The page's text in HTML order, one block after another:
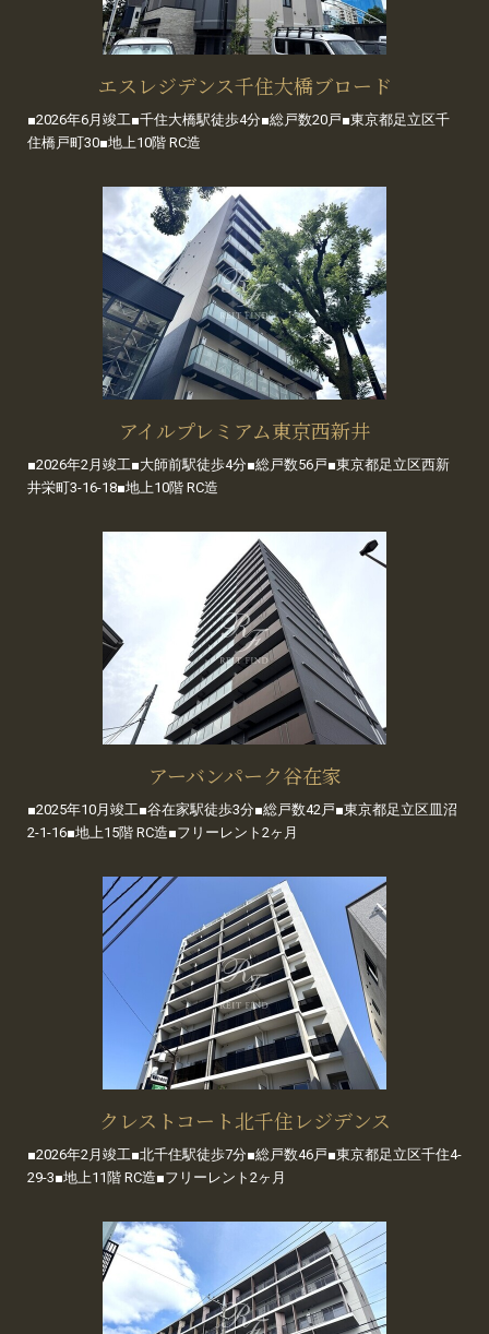
エスレジデンス千住大橋ブロード
■2026年6月竣工■千住大橋駅徒歩4分■総戸数20戸■東京都足立区千
住橋戸町30■地上10階 RC造
アイルプレミアム東京西新井
■2026年2月竣工■大師前駅徒歩4分■総戸数56戸■東京都足立区西新
井栄町3-16-18■地上10階 RC造
アーバンパーク谷在家
■2025年10月竣工■谷在家駅徒歩3分■総戸数42戸■東京都足立区皿沼
2-1-16■地上15階 RC造■フリーレント2ヶ月
クレストコート北千住レジデンス
■2026年2月竣工■北千住駅徒歩7分■総戸数46戸■東京都足立区千住4-
29-3■地上11階 RC造■フリーレント2ヶ月